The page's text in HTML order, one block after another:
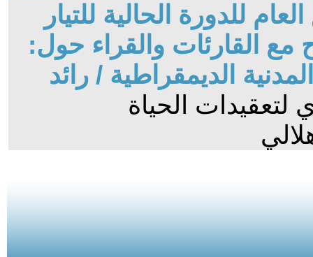
للدورة الحالية للتيار
القارئات والقراء حول:
الديمقراطية / رائد
لتعقيدات الحياة